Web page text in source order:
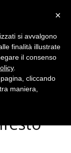
×
si avvalgono
finalità illustrate
il consenso
.
cliccando
maniera,